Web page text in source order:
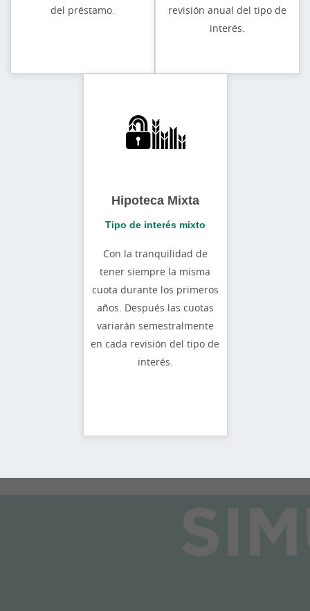
del préstamo.
revisión anual del tipo de
interés.
Hipoteca Mixta
Tipo de interés mixto
Con la tranquilidad de
tener siempre la misma
cuota durante los primeros
años. Después las cuotas
variarán semestralmente
en cada revisión del tipo de
interés.